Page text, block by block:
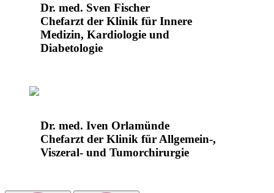
Dr. med. Sven Fischer
Chefarzt der Klinik für Innere
Medizin, Kardiologie und
Diabetologie
Dr. med. Iven Orlamünde
Chefarzt der Klinik für Allgemein-,
Viszeral- und Tumorchirurgie